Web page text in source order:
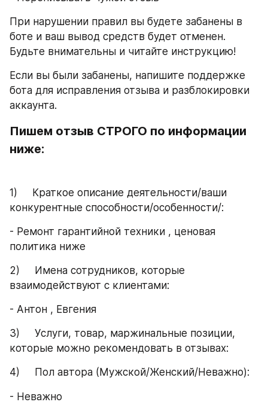
При нарушении правил вы будете забанены в
боте и ваш вывод средств будет отменен.
Будьте внимательны и читайте инструкцию!
Если вы были забанены, напишите поддержке
бота для исправления отзыва и разблокировки
аккаунта.
Пишем отзыв СТРОГО по информации
ниже:
1)     Краткое описание деятельности/ваши
конкурентные способности/особенности/:
- Ремонт гарантийной техники , ценовая
политика ниже
2)     Имена сотрудников, которые
взаимодействуют с клиентами:
- Антон , Евгения
3)     Услуги, товар, маржинальные позиции,
которые можно рекомендовать в отзывах:
4)     Пол автора (Мужской/Женский/Неважно):
- Неважно